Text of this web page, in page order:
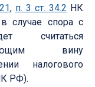
, п. 3 ст. 34.2 НК
случае спора с
считаться
вину
налогового
РФ).